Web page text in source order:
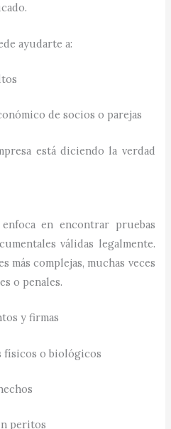
ayudarte a:
de socios o parejas
está diciendo la verdad
en encontrar pruebas
válidas legalmente.
más complejas, muchas veces
o penales.
y firmas
físicos o biológicos
peritos